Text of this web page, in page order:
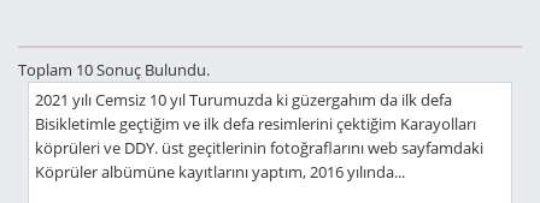
Toplam 10 Sonuç Bulundu.
2021 yılı Cemsiz 10 yıl Turumuzda ki güzergahım da ilk defa
Bisikletimle geçtiğim ve ilk defa resimlerini çektiğim Karayolları
köprüleri ve DDY. üst geçitlerinin fotoğraflarını web sayfamdaki
Köprüler albümüne kayıtlarını yaptım, 2016 yılında...